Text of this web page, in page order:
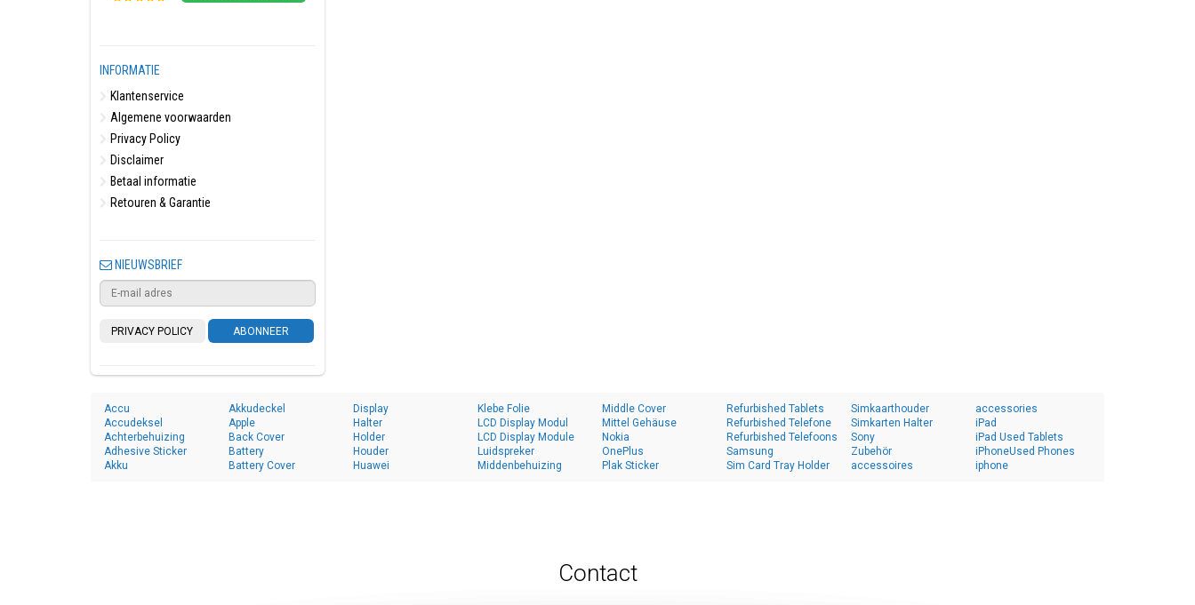
INFORMATIE
Klantenservice
Algemene voorwaarden
Privacy Policy
Disclaimer
Betaal informatie
Retouren & Garantie
NIEUWSBRIEF
PRIVACY POLICY ABONNEER
Accu
Accudeksel
Achterbehuizing
Adhesive Sticker
Akku
Akkudeckel
Apple
Back Cover
Battery
Battery Cover
Display
Halter
Holder
Houder
Huawei
Klebe Folie
LCD Display Modul
LCD Display Module
Luidspreker
Middenbehuizing
Middle Cover
Mittel Gehäuse
Nokia
OnePlus
Plak Sticker
Refurbished Tablets
Refurbished Telefone
Refurbished Telefoons
Samsung
Sim Card Tray Holder
Simkaarthouder
Simkarten Halter
Sony
Zubehör
accessoires
accessories
iPad
iPad Used Tablets
iPhoneUsed Phones
iphone
Contact